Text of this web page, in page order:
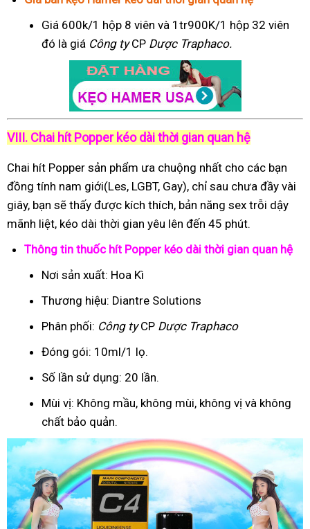
Giá 600k/1 hộp 8 viên và 1tr900K/1 hộp 32 viên
đó là giá Công tyCP Dược Traphaco.
VIII. Chai hít Popper kéo dài thời gian quan hệ
Chai hít Popper sản phẩm ưa chuộng nhất cho các bạn
đồng tính nam giới(Les, LGBT, Gay), chỉ sau chưa đầy vài
giây, bạn sẽ thấy được kích thích, bản năng sex trỗi dậy
mãnh liệt, kéo dài thời gian yêu lên đến 45 phút.
Thông tin thuốc hít Popper kéo dài thời gian quan hệ
Nơi sản xuất: Hoa Kì
Thương hiệu: Diantre Solutions
Phân phối: Công tyCP Dược Traphaco
Đóng gói: 10ml/1 lọ.
Số lần sử dụng: 20 lần.
Mùi vị: Không mầu, không mùi, không vị và không
chất bảo quản.